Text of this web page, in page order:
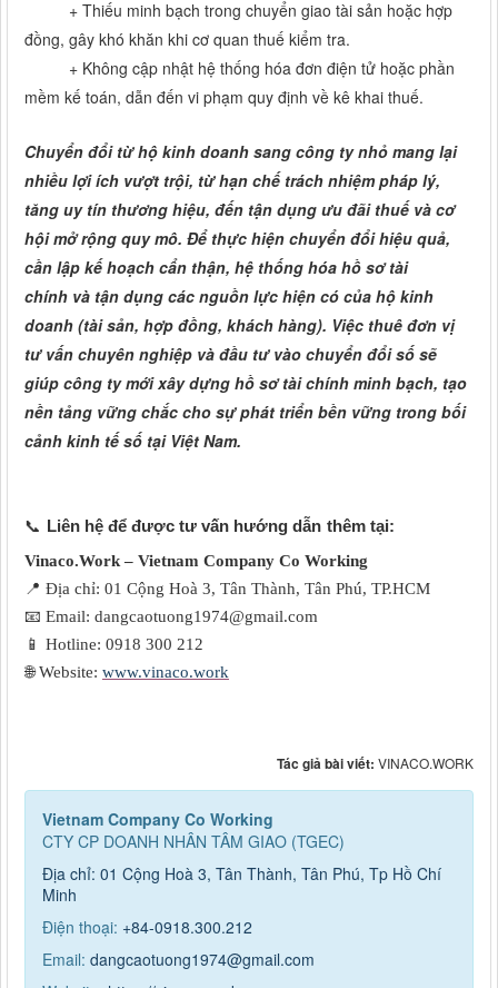
+ Thiếu minh bạch trong chuyển giao tài sản hoặc hợp
đồng, gây khó khăn khi cơ quan thuế kiểm tra.
+ Không cập nhật hệ thống hóa đơn điện tử hoặc phần
mềm kế toán, dẫn đến vi phạm quy định về kê khai thuế.
Chuyển đổi từ hộ kinh doanh sang công ty nhỏ mang lại
nhiều lợi ích vượt trội, từ hạn chế trách nhiệm pháp lý,
tăng uy tín thương hiệu, đến tận dụng ưu đãi thuế và cơ
hội mở rộng quy mô. Để thực hiện chuyển đổi hiệu quả,
cần lập kế hoạch cẩn thận, hệ thống hóa hồ sơ tài
chính và tận dụng các nguồn lực hiện có của hộ kinh
doanh (tài sản, hợp đồng, khách hàng). Việc thuê đơn vị
tư vấn chuyên nghiệp và đầu tư vào chuyển đổi số sẽ
giúp công ty mới xây dựng hồ sơ tài chính minh bạch, tạo
nền tảng vững chắc cho sự phát triển bền vững trong bối
cảnh kinh tế số tại Việt Nam.
📞 Liên hệ để được tư vấn hướng dẫn thêm tại:
Vinaco.Work – Vietnam Company Co Working
📍 Địa chỉ: 01 Cộng Hoà 3, Tân Thành, Tân Phú, TP.HCM
📧 Email: dangcaotuong1974@gmail.com
📱 Hotline: 0918 300 212
🌐Website: www.vinaco.work
Tác giả bài viết: VINACO.WORK
Vietnam Company Co Working
CTY CP DOANH NHÂN TÂM GIAO (TGEC)
Địa chỉ: 01 Cộng Hoà 3, Tân Thành, Tân Phú, Tp Hồ Chí
Minh
Điện thoại: +84-0918.300.212
Email: dangcaotuong1974@gmail.com